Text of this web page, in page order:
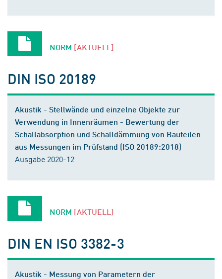
NORM [AKTUELL]
DIN ISO 20189
Akustik - Stellwände und einzelne Objekte zur
Verwendung in Innenräumen - Bewertung der
Schallabsorption und Schalldämmung von Bauteilen
aus Messungen im Prüfstand (ISO 20189:2018)
Ausgabe 2020-12
NORM [AKTUELL]
DIN EN ISO 3382-3
Akustik - Messung von Parametern der